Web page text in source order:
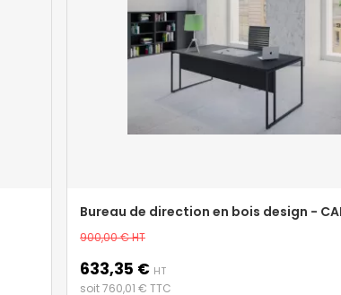
Bureau de direction en bois design -
Prix
base
900,00 €HT
Prix
633,35 € HT
soit 760,01 € TTC